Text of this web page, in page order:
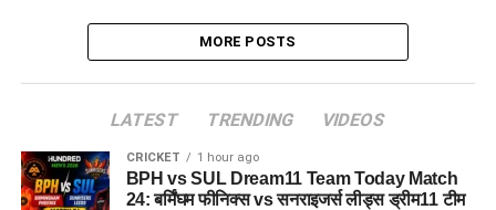
MORE POSTS
LATEST TRENDING VIDEOS
CRICKET 1 hour ago
BPH vs SUL Dream11 Team Today Match
24: बर्मिंघम फीनिक्स vs सनराइजर्स लीड्स ड्रीम11 टीम